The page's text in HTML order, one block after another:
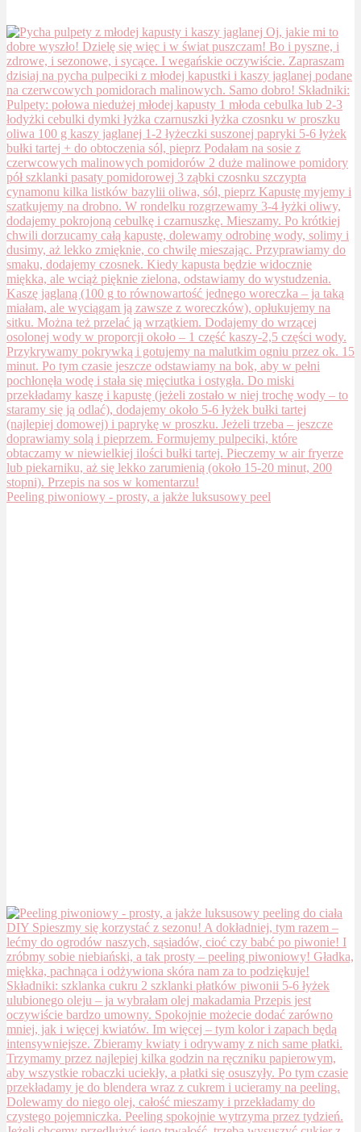
Peeling piwoniowy - prosty, a jakże luksusowy peel